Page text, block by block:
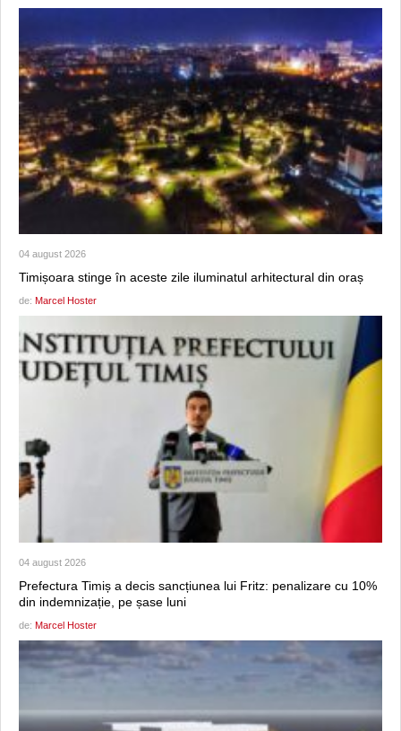
04 august 2026
Timișoara stinge în aceste zile iluminatul arhitectural din oraș
de: Marcel Hoster
04 august 2026
Prefectura Timiș a decis sancțiunea lui Fritz: penalizare cu 10%
din indemnizație, pe șase luni
de: Marcel Hoster